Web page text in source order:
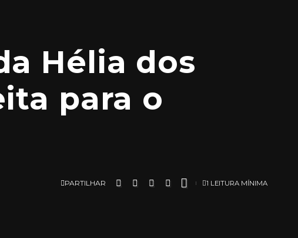
Hélia dos
para o
PARTILHAR 1 LEITURA MÍNIMA